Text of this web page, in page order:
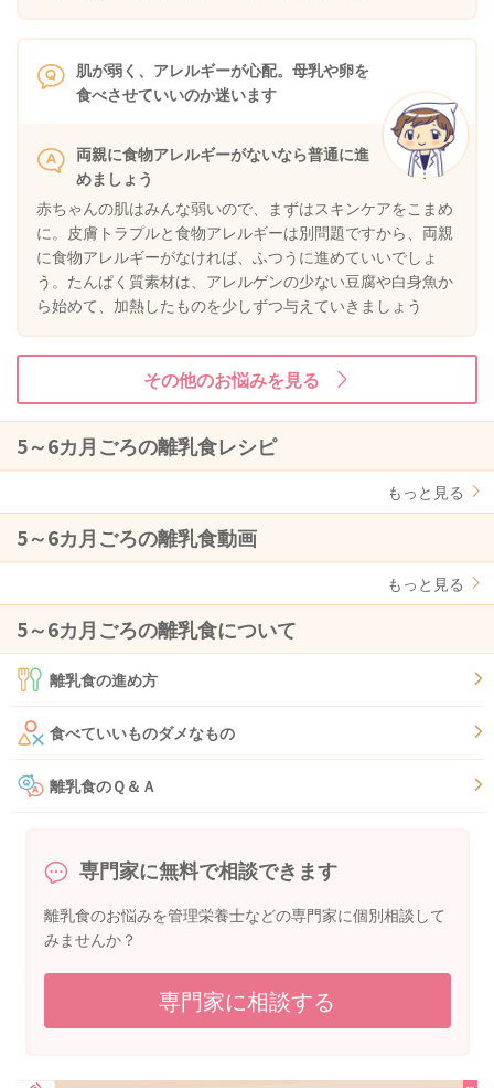
肌が弱く、アレルギーが心配。母乳や卵を
食べさせていいのか迷います
両親に食物アレルギーがないなら普通に進
めましょう
赤ちゃんの肌はみんな弱いので、まずはスキンケアをこまめ
に。皮膚トラプルと食物アレルギーは別問題ですから、両親
に食物アレルギーがなければ、ふつうに進めていいでしょ
う。たんぱく質素材は、アレルゲンの少ない豆腐や白身魚か
ら始めて、加熱したものを少しずつ与えていきましょう
その他のお悩みを見る
5～6カ月ごろの離乳食レシピ
もっと見る
5～6カ月ごろの離乳食動画
もっと見る
5～6カ月ごろの離乳食について
離乳食の進め方
食べていいものダメなもの
離乳食のＱ＆Ａ
専門家に無料で相談できます
離乳食のお悩みを管理栄養士などの専門家に個別相談して
みませんか？
専門家に相談する